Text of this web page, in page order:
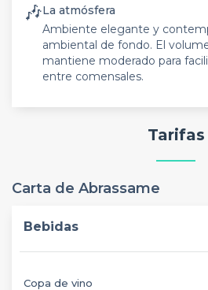
🎶La atmósfera
Ambiente elegante y
ambiental de fondo. El
mantiene moderado para
entre comensales.
Tarifas
Carta de Abrassame
Bebidas
Copa de vino